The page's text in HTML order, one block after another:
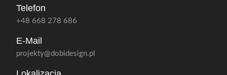
Telefon
+48 668 278 686
E-Mail
projekty@dobidesign.pl